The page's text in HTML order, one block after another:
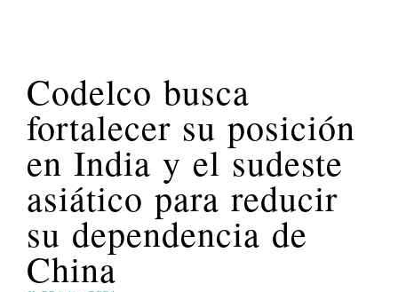
Codelco busca
fortalecer su posición
en India y el sudeste
asiático para reducir
su dependencia de
China